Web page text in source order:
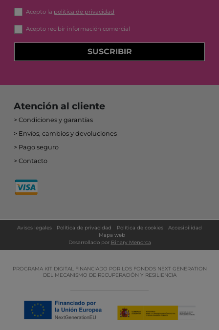
Acepto la política de privacidad
Acepto recibir información comercial
SUSCRIBIR
Atención al cliente
Condiciones y garantías
Envíos, cambios y devoluciones
Pago seguro
Contacto
Avisos legales Política de privacidad Política de cookies
Accesibilidad
Mapa web
Desarrollado por Binary Menorca
PROGRAMA KIT DIGITAL FINANCIADO POR LOS FONDOS NEXT GENERATION
DEL MECANISMO DE RECUPERACIÓN Y RESILIENCIA